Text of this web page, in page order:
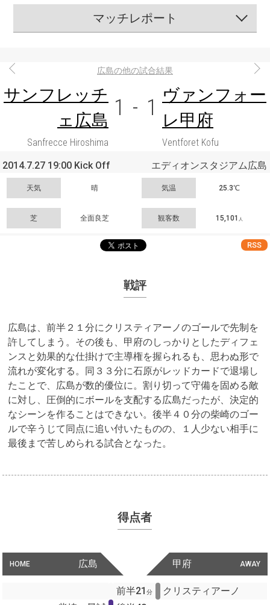
マッチレポート
広島の他の試合結果
サンフレッチ
ェ広島 1 - 1
ヴァンフォー
レ甲府
Sanfrecce Hiroshima
Ventforet Kofu
2014.7.27 19:00 Kick Off
エディオンスタジアム広島
天気 晴 気温 25.3℃
芝 全面良芝 観客数 15,101 人
RSS
戦評
広島は、前半２１分にクリスティアーノのゴールで先制を
許してしまう。その後も、甲府のしっかりとしたディフェ
ンスと効果的な仕掛けで主導権を握られるも、思わぬ形で
流れが変化する。同３３分に石原がレッドカードで退場し
たことで、広島が数的優位に。割り切って守備を固める敵
に対し、圧倒的にボールを支配する広島だったが、決定的
なシーンを作ることはできない。後半４０分の柴崎のゴー
ルで辛うじて同点に追い付いたものの、１人少ない相手に
最後まで苦しめられる試合となった。
得点者
HOME 広島 AWAY
甲府
前半21分
クリスティアーノ